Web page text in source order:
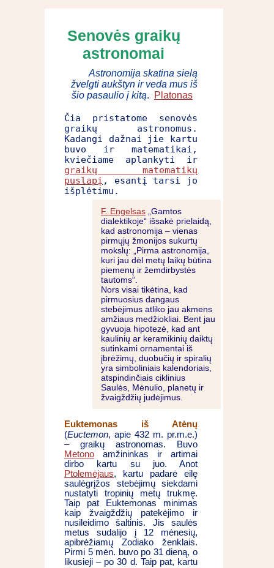
Senovės graikų
astronomai
Astronomija skatina sielą
žvelgti aukštyn ir veda mus iš
šio pasaulio į kitą. Platonas
Čia pristatome senovės
graikų astronomus.
Kadangi dažnai jie kartu
buvo ir matematikai,
kviečiame aplankyti ir
graikų matematikų
puslapį , esantį tarsi jo
išplėtimu.
F. Engelsas „Gamtos
dialektikoje“ išsakė prielaidą,
kad astronomija – vienas
pirmųjų žmonijos sukurtų
mokslų: „Pirma astronomija,
kuri jau dėl metų laikų būtina
piemenų ir žemdirbystės
tautoms“.
Nors visai tikėtina, kad
pirmuosius dangaus
stebėjimus atliko jau akmens
amžiaus medžiokliai. Bent jau
gyvuoja hipotezė, kad ant
kaulinių ar keramikinių daiktų
sutinkami ornamentai iš
įbrėžimų, duobučių ir spiralių
yra simboliniais kalendoriais,
atspindinčiais ciklinius
Saulės, Mėnulio, planetų ir
žvaigždžių judėjimus.
Euktemonas iš Atėnų
(Euctemon, apie 432 m. pr.m.e.)
– graikų astronomas. Buvo
Metono amžininkas ir artimai
dirbo kartu su juo. Anot
Ptolemėjaus, kartu padarė eilę
saulėgrįžos stebėjimų siekdami
nustatyti tropinių metų trukmę.
Taip pat Euktemonas minimas
kaip žvaigždžių patekėjimo ir
nusileidimo šaltinis. Jis saulės
metus sudalijo į 12 mėnesių,
apibrėžiamų Zodiako ženklais.
Pirmi 5 mėn. buvo po 31 dieną, o
likusieji – po 30 d. Taip pat, kartu